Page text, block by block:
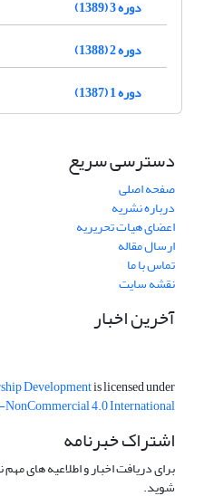
دوره 3 (1389)
دوره 2 (1388)
دوره 1 (1387)
دسترسی سریع
صفحه اصلی
درباره نشریه
اعضای هیات تحریریه
ارسال مقاله
تماس با ما
نقشه سایت
آخرین اخبار
Developmentis licensed under
4.0 International
اشتراک خبرنامه
برای دریافت اخبار و اطلاعیه های
شوید.